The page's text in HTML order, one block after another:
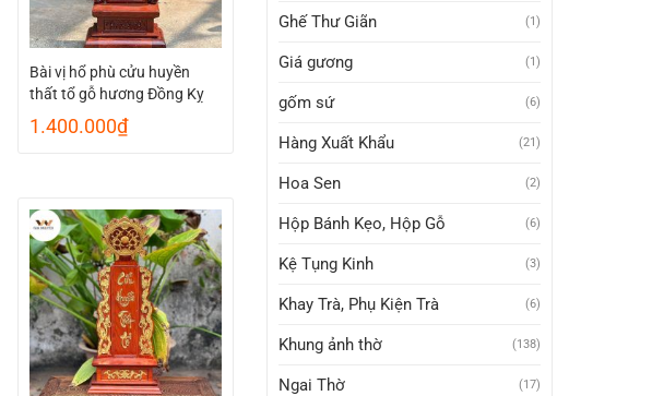
Bài vị hổ phù cửu huyền
thất tổ gỗ hương Đồng Kỵ
1.400.000₫
Ghế Thư Giãn (1)
Giá gương (1)
gốm sứ (6)
Hàng Xuất Khẩu (21)
Hoa Sen (2)
Hộp Bánh Kẹo, Hộp Gỗ (6)
Kệ Tụng Kinh (3)
Khay Trà, Phụ Kiện Trà (6)
Khung ảnh thờ (138)
Ngai Thờ (17)